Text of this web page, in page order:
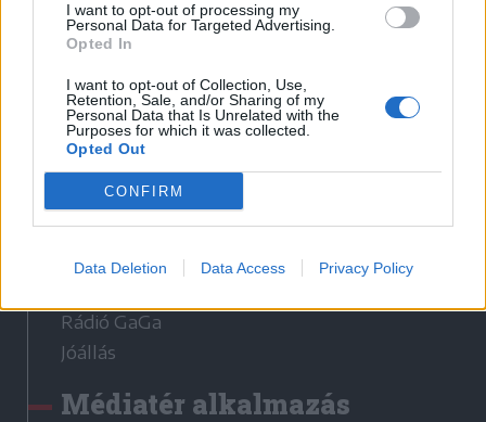
I want to opt-out of processing my
Personal Data for Targeted Advertising.
Opted In
I want to opt-out of Collection, Use,
Retention, Sale, and/or Sharing of my
Personal Data that Is Unrelated with the
Purposes for which it was collected.
Opted Out
CONFIRM
Data Deletion Data Access Privacy Policy
Sütibeállítások
Székely Sport
Liget
Krónika
Bihari Napló
Erdélyi Napló
Főtér
Rádió GaGa
Jóállás
Médiatér alkalmazás